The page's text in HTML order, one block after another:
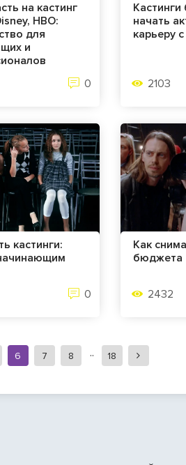
на кастинг
HBO:
для
и
0
начать
карьеру
2103
кастинги:
0
Как
бюджета
2432
6 7 8 18